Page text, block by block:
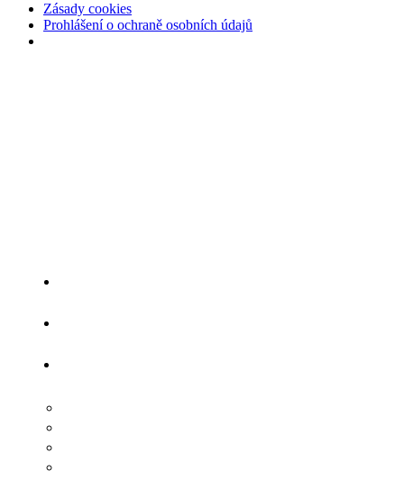
Zásady cookies
Prohlášení o ochraně osobních údajů